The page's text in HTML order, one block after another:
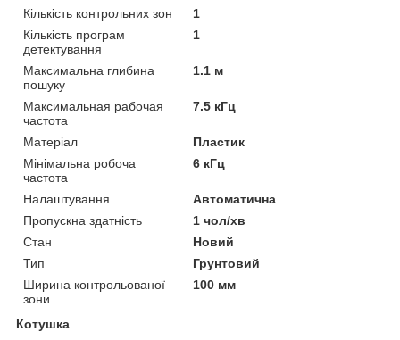
Кількість контрольних зон
1
Кількість програм
детектування
1
Максимальна глибина
пошуку
1.1 м
Максимальная рабочая
частота
7.5 кГц
Матеріал
Пластик
Мінімальна робоча
частота
6 кГц
Налаштування
Автоматична
Пропускна здатність
1 чол/хв
Стан
Новий
Тип
Грунтовий
Ширина контрольованої
зони
100 мм
Котушка